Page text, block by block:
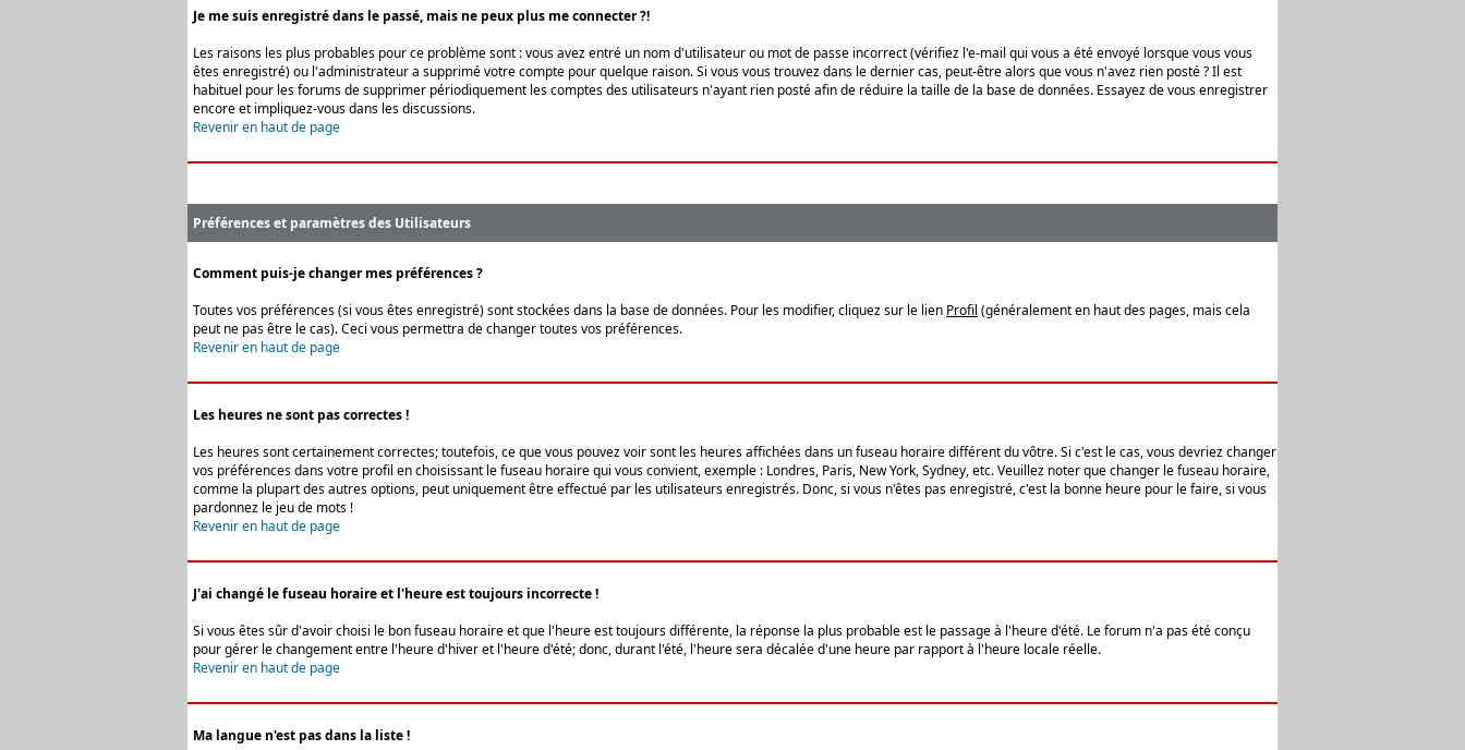
Je me suis enregistré dans le passé, mais ne peux plus me connecter ?!
Les raisons les plus probables pour ce problème sont : vous avez entré un nom d'utilisateur ou mot de passe incorrect (vérifiez l'e-mail qui vous a été envoyé lorsque vous vous
êtes enregistré) ou l'administrateur a supprimé votre compte pour quelque raison. Si vous vous trouvez dans le dernier cas, peut-être alors que vous n'avez rien posté ? Il est
habituel pour les forums de supprimer périodiquement les comptes des utilisateurs n'ayant rien posté afin de réduire la taille de la base de données. Essayez de vous enregistrer
encore et impliquez-vous dans les discussions.
Revenir en haut de page
Préférences et paramètres des Utilisateurs
Comment puis-je changer mes préférences ?
Toutes vos préférences (si vous êtes enregistré) sont stockées dans la base de données. Pour les modifier, cliquez sur le lien Profil (généralement en haut des pages, mais cela
peut ne pas être le cas). Ceci vous permettra de changer toutes vos préférences.
Revenir en haut de page
Les heures ne sont pas correctes !
Les heures sont certainement correctes; toutefois, ce que vous pouvez voir sont les heures affichées dans un fuseau horaire différent du vôtre. Si c'est le cas, vous devriez changer
vos préférences dans votre profil en choisissant le fuseau horaire qui vous convient, exemple : Londres, Paris, New York, Sydney, etc. Veuillez noter que changer le fuseau horaire,
comme la plupart des autres options, peut uniquement être effectué par les utilisateurs enregistrés. Donc, si vous n'êtes pas enregistré, c'est la bonne heure pour le faire, si vous
pardonnez le jeu de mots !
Revenir en haut de page
J'ai changé le fuseau horaire et l'heure est toujours incorrecte !
Si vous êtes sûr d'avoir choisi le bon fuseau horaire et que l'heure est toujours différente, la réponse la plus probable est le passage à l'heure d'été. Le forum n'a pas été conçu
pour gérer le changement entre l'heure d'hiver et l'heure d'été; donc, durant l'été, l'heure sera décalée d'une heure par rapport à l'heure locale réelle.
Revenir en haut de page
Ma langue n'est pas dans la liste !